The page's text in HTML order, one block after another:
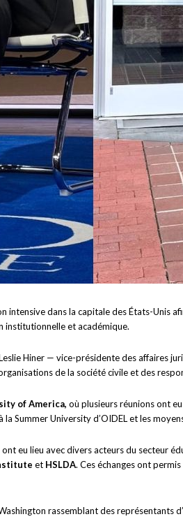
intensive dans la capitale des États-Unis
institutionnelle et académique.
Hiner — vice-présidente des affaires
de la société civile et des
of America, où plusieurs réunions ont
University d’OIDEL et les
eu lieu avec divers acteurs du secteur
et HSLDA. Ces échanges ont
rassemblant des représentants